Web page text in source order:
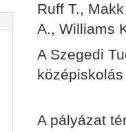
Ruff T.,
A., Williams
A Szegedi
A pályázat